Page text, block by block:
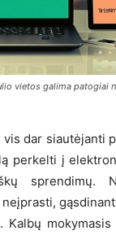
vietos galima patogiai
dar siautėjanti
perkelti į
sprendimų.
Kalbų